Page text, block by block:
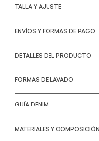
TALLA Y AJUSTE
ENVÍOS Y FORMAS DE PAGO
DETALLES DEL PRODUCTO
FORMAS DE LAVADO
GUÍA DENIM
MATERIALES Y COMPOSICIÓN